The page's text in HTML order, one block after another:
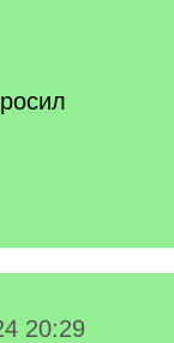
20:29